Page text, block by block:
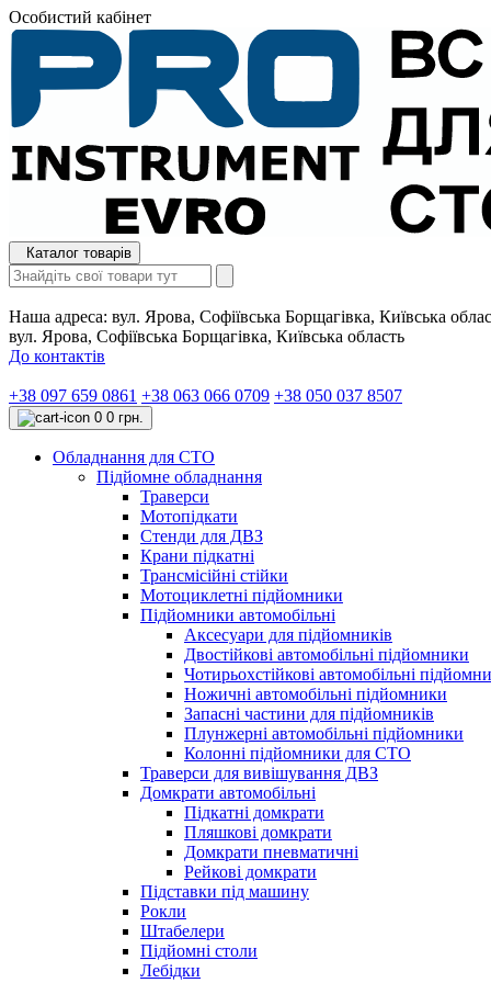
Особистий кабінет
Каталог товарів
Наша адреса: вул. Ярова, Софіївська Борщагівка, Київська
вул. Ярова, Софіївська Борщагівка, Київська область
До контактів
+38 097 659 0861 +38 063 066 0709 +38 050 037 8507
0 0 грн.
Обладнання для СТО
Підйомне обладнання
Траверси
Мотопідкати
Стенди для ДВЗ
Крани підкатні
Трансмісійні стійки
Мотоциклетні підйомники
Підйомники автомобільні
Аксесуари для підйомників
Двостійкові автомобільні підйомники
Чотирьохстійкові автомобільні
Ножичні автомобільні підйомники
Запасні частини для підйомників
Плунжерні автомобільні підйомники
Колонні підйомники для СТО
Траверси для вивішування ДВЗ
Домкрати автомобільні
Підкатні домкрати
Пляшкові домкрати
Домкрати пневматичні
Рейкові домкрати
Підставки під машину
Рокли
Штабелери
Підйомні столи
Лебідки